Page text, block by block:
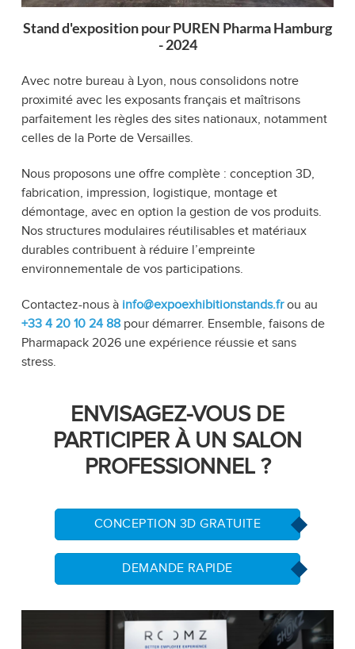
Stand d'exposition pour PUREN Pharma Hamburg
- 2024
Avec notre bureau à Lyon, nous consolidons notre
proximité avec les exposants français et maîtrisons
parfaitement les règles des sites nationaux, notamment
celles de la Porte de Versailles.
Nous proposons une offre complète : conception 3D,
fabrication, impression, logistique, montage et
démontage, avec en option la gestion de vos produits.
Nos structures modulaires réutilisables et matériaux
durables contribuent à réduire l’empreinte
environnementale de vos participations.
Contactez-nous à info@expoexhibitionstands.frou au
+33 4 20 10 24 88 pour démarrer. Ensemble, faisons de
Pharmapack 2026 une expérience réussie et sans
stress.
ENVISAGEZ-VOUS DE
PARTICIPER À UN SALON
PROFESSIONNEL ?
CONCEPTION 3D GRATUITE
DEMANDE RAPIDE